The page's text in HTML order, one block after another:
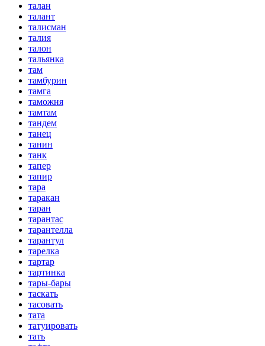
талан
талант
талисман
талия
талон
тальянка
там
тамбурин
тамга
таможня
тамтам
тандем
танец
танин
танк
тапер
тапир
тара
таракан
таран
тарантас
тарантелла
тарантул
тарелка
тартар
тартинка
тары-бары
таскать
тасовать
тата
татуировать
тать